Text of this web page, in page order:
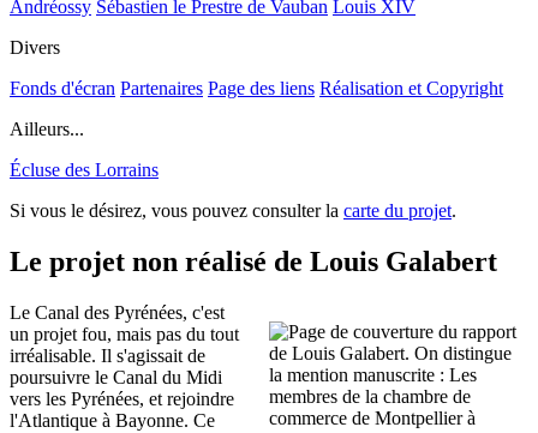
Andréossy Sébastien le Prestre de Vauban Louis XIV
Divers
Fonds d'écran Partenaires Page des liens Réalisation et Copyright
Ailleurs...
Écluse des Lorrains
Si vous le désirez, vous pouvez consulter la carte du projet.
Le projet non réalisé de Louis Galabert
Le Canal des Pyrénées, c'est
un projet fou, mais pas du tout
irréalisable. Il s'agissait de
poursuivre le Canal du Midi
vers les Pyrénées, et rejoindre
l'Atlantique à Bayonne. Ce